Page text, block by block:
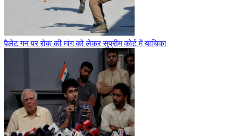
पैलेट गन पर रोक की मांग को लेकर सुप्रीम कोर्ट में याचिका